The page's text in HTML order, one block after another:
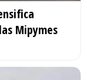
Mipymes